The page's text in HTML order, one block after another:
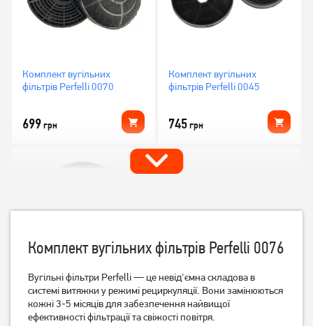
Комплект вугільних
фільтрів Perfelli 0070
699грн
Комплект вугільних
фільтрів Perfelli 0045
745грн
Комплект вугільних
фільтрів Perfelli 0048
Комплект вугільних
фільтрів Perfelli 0051
Комплект вугільних фільтрів Perfelli 0076
Вугільні фільтри Perfelli — це невід'ємна складова в
системі витяжки у режимі рециркуляції. Вони замінюються
кожні 3-5 місяців для забезпечення найвищої
ефективності фільтрації та свіжості повітря.